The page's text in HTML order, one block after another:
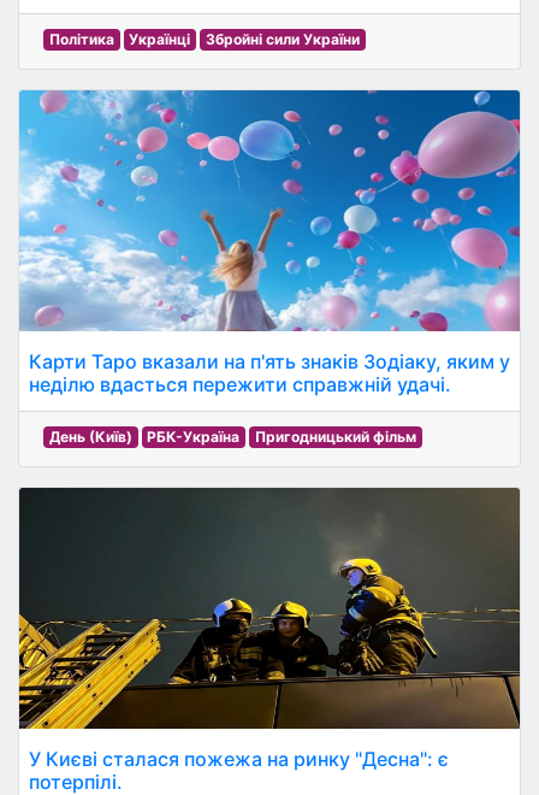
Політика Українці Збройні сили України
Карти Таро вказали на п'ять знаків Зодіаку, яким у
неділю вдасться пережити справжній удачі.
День (Київ) РБК-Україна Пригодницький фільм
У Києві сталася пожежа на ринку "Десна": є
потерпілі.